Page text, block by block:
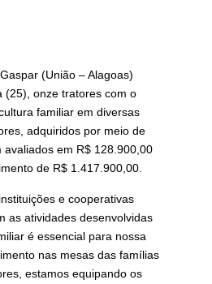
(União – Alagoas)
(25), onze tratores com o
familiar em diversas
adquiridos por meio de
em R$ 128.900,00
de R$ 1.417.900,00.
e cooperativas
as atividades desenvolvidas
é essencial para nossa
nas mesas das famílias
estamos equipando os